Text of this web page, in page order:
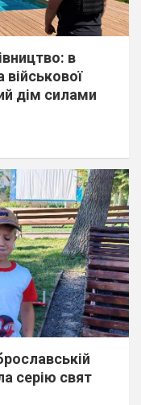
в
дім силами
серію свят